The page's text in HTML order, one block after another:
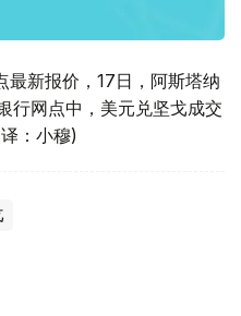
新报价，17日，阿斯塔纳
行网点中，美元兑坚戈成交
：小穆)